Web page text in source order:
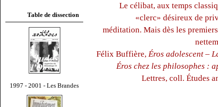
Table de dissection
1997 - 2001 - Les Brandes
Le célibat, aux temps
«clerc» désireux de
méditation. Mais dès les
Félix Buffière, Éros adolescent –
Éros chez les philosophes :
Lettres, coll. Études